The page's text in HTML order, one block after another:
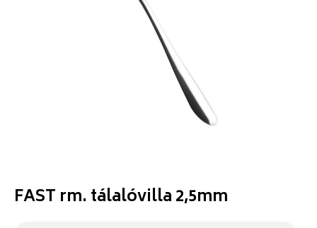
FAST rm. tálalóvilla 2,5mm